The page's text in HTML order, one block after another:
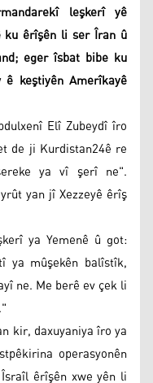
leşkerî yê
ku êrîşên li ser Îran û
eger îsbat bibe ku
keştiyên Amerîkayê
Elî Zubeydî îro
de ji Kurdistan24ê re
ya vî şerî ne".
yan jî Xezzeyê êrîş
ya Yemenê û got:
ya mûşekên balîstîk,
ne. Me berê ev çek li
kir, daxuyaniya îro ya
operasyonên
êrîşên xwe yên li